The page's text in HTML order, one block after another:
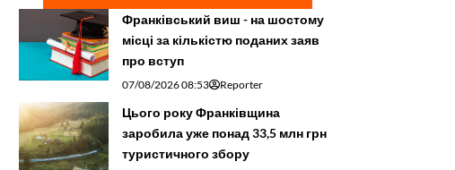
Франківський виш - на шостому
місці за кількістю поданих заяв
про вступ
07/08/2026 08:53 Reporter
Цього року Франківщина
заробила уже понад 33,5 млн грн
туристичного збору